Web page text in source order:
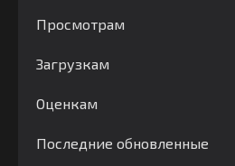
Просмотрам
Загрузкам
Оценкам
Последние обновленные